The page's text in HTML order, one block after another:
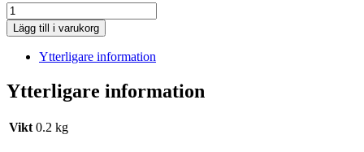
Trevägsventil
med
ställdon
mängd
Lägg till i varukorg
Ytterligare information
Ytterligare information
Vikt 0.2 kg